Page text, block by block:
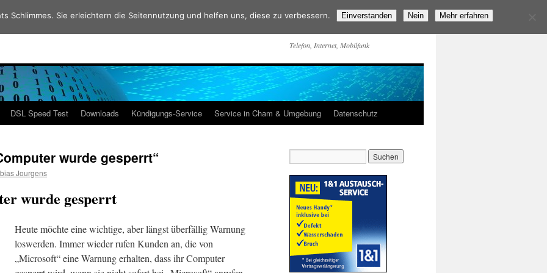
Telefon, Internet, Mobilfunk
DSL Speed Test Downloads Kündigungs-Service Service in Cham & Umgebung Datenschutz
wurde gesperrt“
Jourgens
wurde gesperrt
Heute möchte eine wichtige, aber längst überfällig Warnung
loswerden. Immer wieder rufen Kunden an, die von
„Microsoft“ eine Warnung erhalten, dass ihr Computer
Schlimmes. Sie erleichtern die Seitennutzung und helfen uns, diese zu verbessern. Einverstanden Nein Mehr erfahren